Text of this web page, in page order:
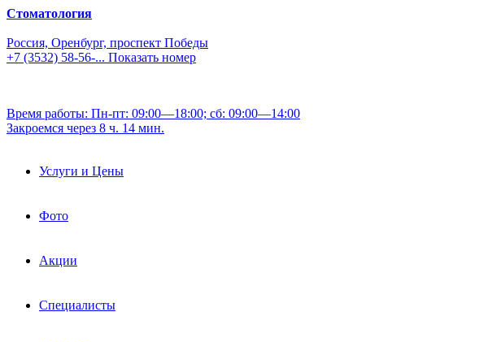
Стоматология
Россия, Оренбург, проспект Победы
+7 (3532) 58-56-... Показать номер
Время работы: Пн-пт: 09:00—18:00; сб: 09:00—14:00
Закроемся через 8 ч. 14 мин.
Услуги и Цены
Фото
Акции
Специалисты